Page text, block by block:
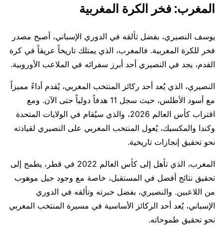
المغرب: فخر الكرة المغربية
يوسف النصيري، بفضل تألقه في الدوري الإسباني، أصبح مصدر
فخر للكرة المغربية. فالمغرب، الذي يمتلك تاريخاً عريقاً في كرة
القدم، يجد في النصيري أحد أبرز سفرائه في الملاعب الأوروبية.
النصيري، الذي يُعد أحد ركائز المنتخب المغربي، يُقدم أداءً مميزاً
مع أسود الأطلس، حيث سجل 11 هدفاً دولياً حتى الآن. ومع
اقتراب كأس العالم 2026، والذي سيُقام في الولايات المتحدة
وكندا والمكسيك، يُعول المنتخب المغربي على النصيري لقيادته
نحو تحقيق إنجازات تاريخية.
المغرب، الذي تأهل إلى كأس العالم 2022 في قطر، يطمح إلى
تحقيق نتائج أفضل في المستقبل، خاصة مع وجود جيل موهوب
من اللاعبين. والنصيري، بفضل خبرته وتألقه في الدوري
الإسباني، يُعد أحد الركائز الأساسية في مسيرة المنتخب المغربي
نحو تحقيق طموحاته.